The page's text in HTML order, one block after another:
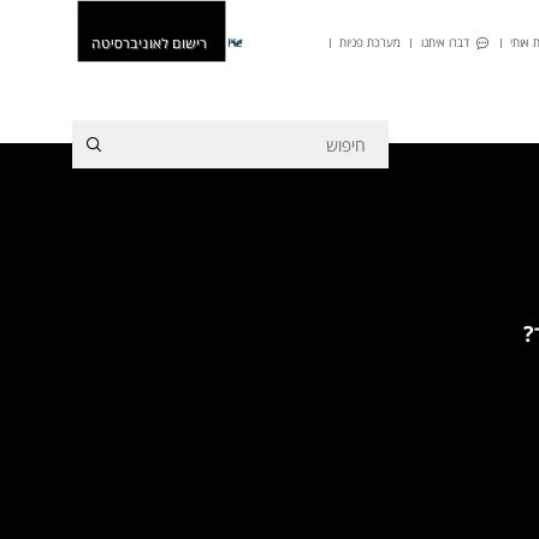
אותי דברו איתנו מערכת פניות He רישום לאוניברסיטה